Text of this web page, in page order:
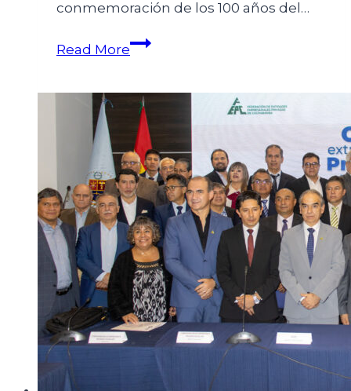
conmemoración de los 100 años del…
Read More